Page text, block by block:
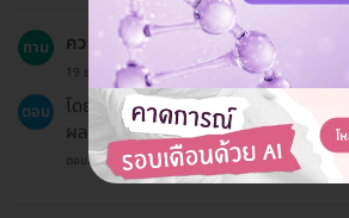
ถาม ควรทำการรักษาหลุมสิวกี่ครั้งถึงจะเห็น
19 ธ.ค. 2024
ตอบ
โดยทั่วไปแนะนำให้ทำการรักษาตามคำแ
ผลลัพธ์ที่ดีที่สุด
ตอบโดยทีมงาน HD